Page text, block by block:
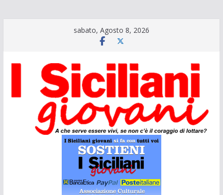
sabato, Agosto 8, 2026